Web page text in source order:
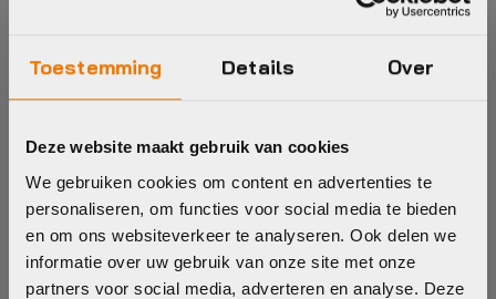
Toestemming Details Over
Deze website maakt gebruik van cookies
We gebruiken cookies om content en advertenties te
personaliseren, om functies voor social media te bieden
en om ons websiteverkeer te analyseren. Ook delen we
informatie over uw gebruik van onze site met onze
partners voor social media, adverteren en analyse. Deze
Net als een auto heeft ook een fiets onderhoud nodig. Bij
verreweg de meeste nieuwe fietsen ontvangt u van ons
een onderhoudsbeurt. Onderhoud is afhankelijk van het
soort fiets en het gebruik. Graag adviseren wij u vrijblijvend